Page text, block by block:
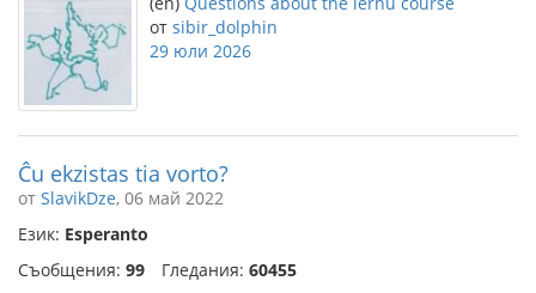
от sibir_dolphin
29 юли 2026
Ĉu ekzistas tia vorto?
от SlavikDze, 06 май 2022
Език: Esperanto
Съобщения: 99 Гледания: 60455